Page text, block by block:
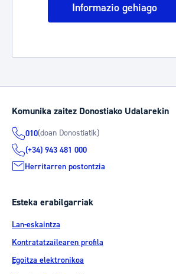
Informazio gehiago
Komunika zaitez Donostiako Udalarekin
010(doan Donostiatik)
(+34) 943 481 000
Herritarren postontzia
Esteka erabilgarriak
Lan-eskaintza
Kontratatzailearen profila
Egoitza elektronikoa